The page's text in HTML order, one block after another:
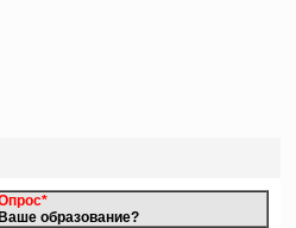
Ваше образование?